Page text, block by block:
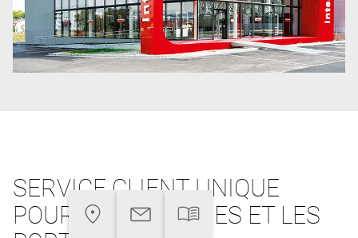
SERVICE CLIENT UNIQUE
POUR LES FENÊTRES ET LES